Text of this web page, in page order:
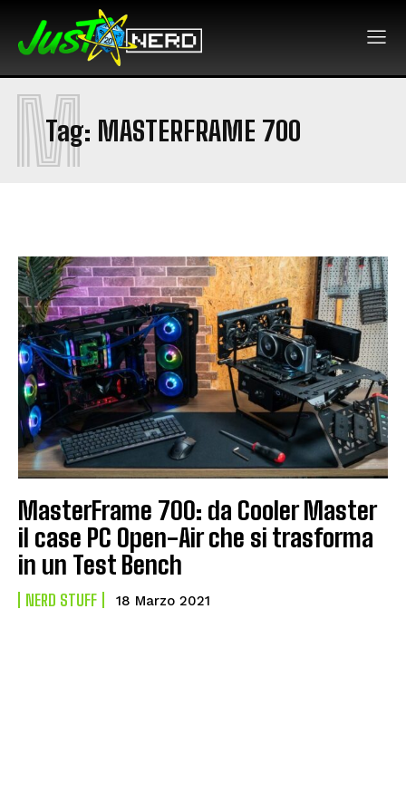
Tag: MASTERFRAME 700
M
MasterFrame 700: da Cooler Master
il case PC Open-Air che si trasforma
in un Test Bench
NERD STUFF 18 Marzo 2021